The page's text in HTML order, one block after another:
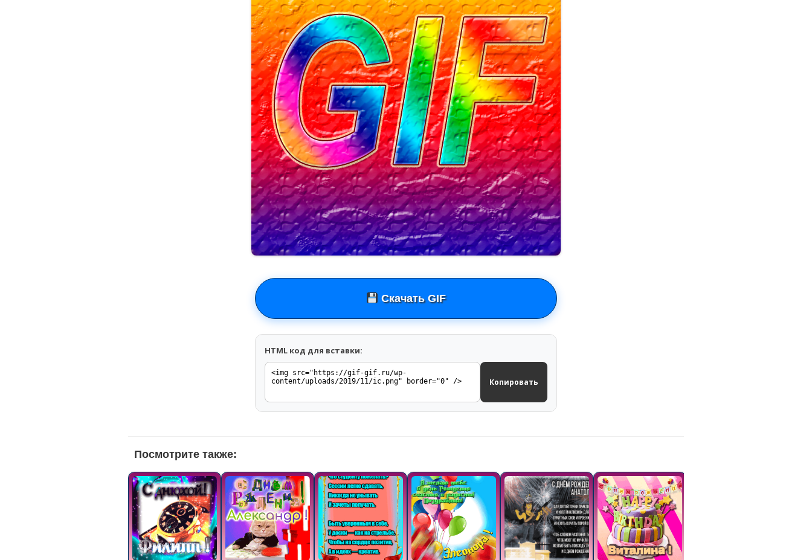
Скачать GIF
HTML код для вставки:
Копировать
Посмотрите также: